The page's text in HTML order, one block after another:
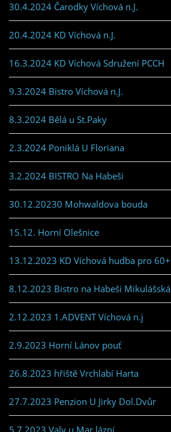
30.4.2024 Čarodky Víchová n.J.
20.4.2024 KD Víchová n.J.
16.3.2024 KD Víchová Sdružení PCCH
9.3.2024 Bistro Víchová n.J.
8.3.2024 Bělá u St.Paky
2.3.2024 Poniklá U Floriana
3.2.2024 BISTRO Na Habeši
30.12.20230 Mohwaldova bouda
15.12. Horní Olešnice
13.12.2023 KD Víchová hudba pro 60+
8.12.2023 Bistro na Habeši Mikulášská
2.12.2023 1.ADVENT Víchová n.j
2.9.2023 Horní Lánov pouť
26.8.2023 hřiště Vrchlabí Harta
27.7.2023 Penzion U Jirky Dol.Dvůr